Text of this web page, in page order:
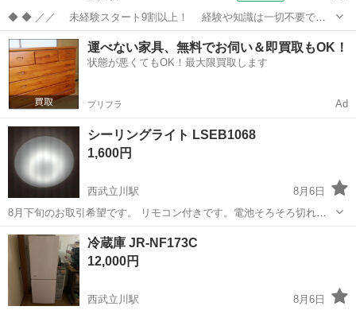
◆ ◆ ／／ 未経験スタート9割以上！ 経験や知識は一切不要で始
めやすい♪ シフトの強制もないですし 自分のペースで働くことも
できるので 続けやすい♪働きやすい♪ ＼＼ 『シフトが削られた…』
『思うように稼...
東京 立川市 立川駅 警備員
運べない家具、無料でお伺い＆即買取もOK！
状態が悪くてもOK！最大限買取します
プリフラ Ad
シーリングライト LSEB1068
1,600円
西武立川駅
8月6日
8月下旬のお取引希望です。 リモコン付きです。電池そろそろ切れそ
うなのでご用意下さいませ。 🈹現在出品している他の2000円以上の商
品と同時購入で半額お値引き致します。 受渡しに関して 📍場所：ｾﾌﾞ
ﾝｲﾚﾌﾞﾝ松中...
東京 立川市 西武立川駅
冷蔵庫 JR-NF173C
12,000円
西武立川駅
8月6日